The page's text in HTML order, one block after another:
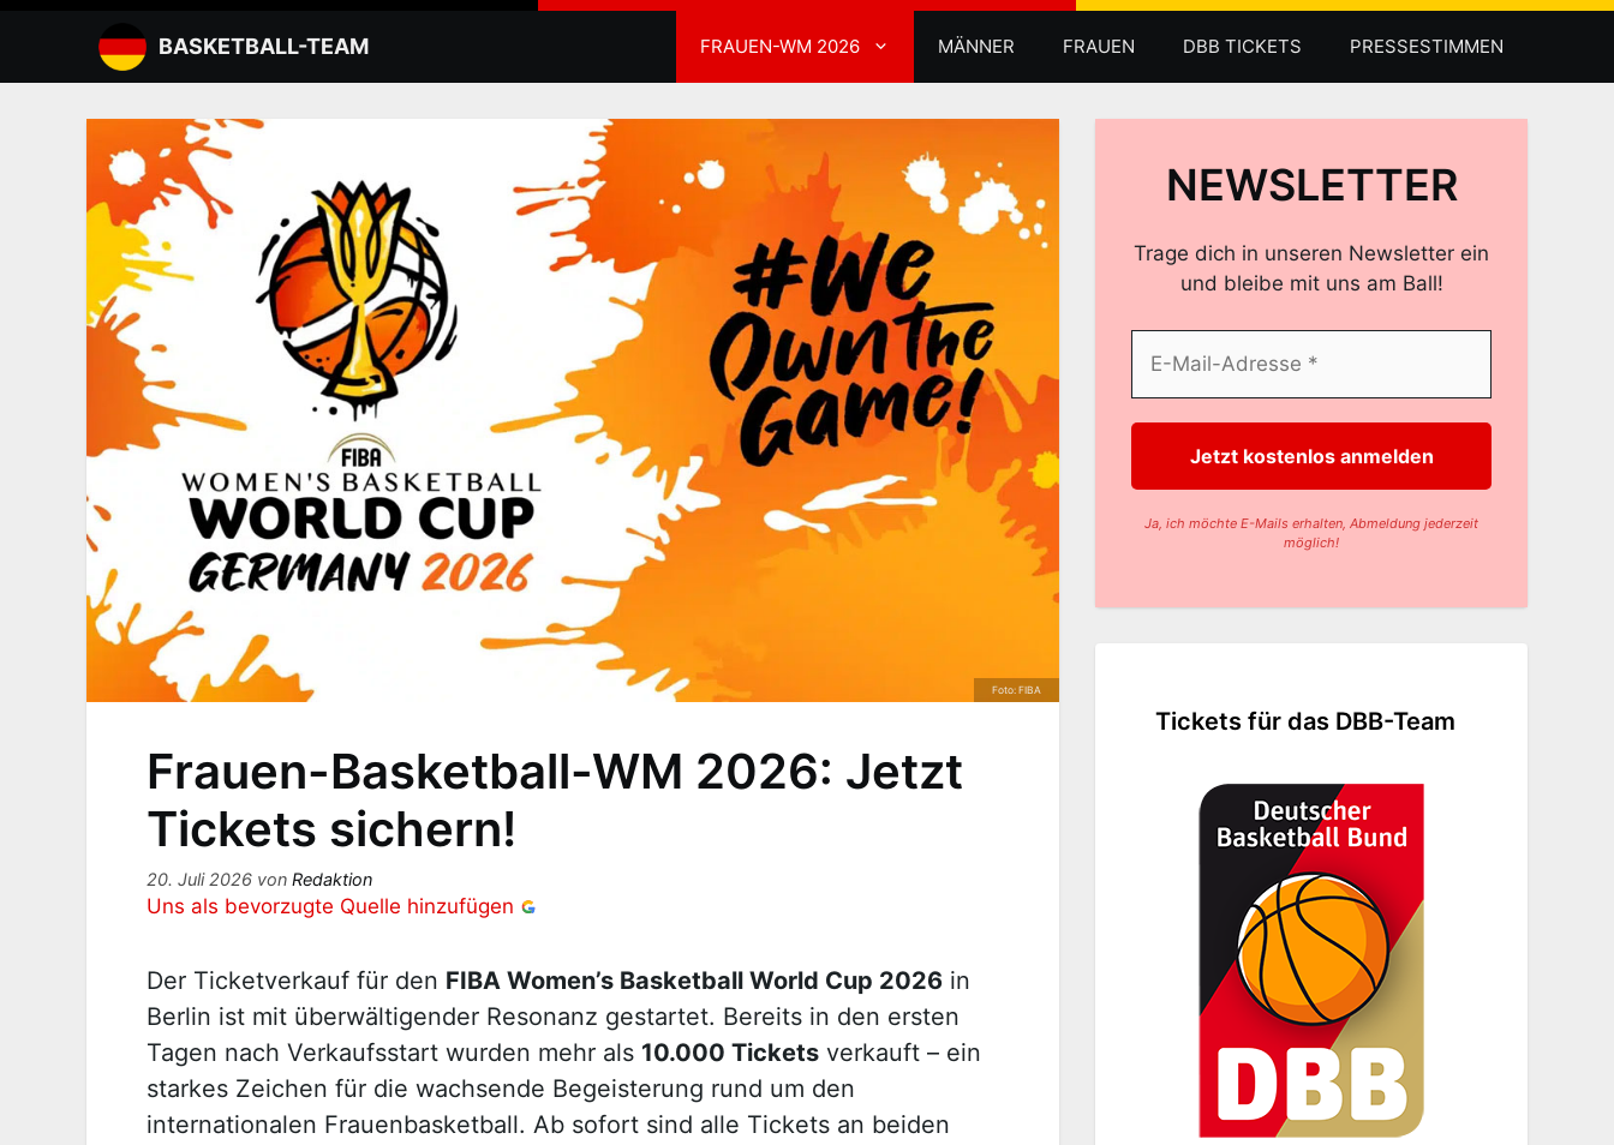
BASKETBALL-TEAM FRAUEN-WM 2026 MÄNNER FRAUEN DBB TICKETS PRESSESTIMMEN
Foto: FIBA
Frauen-Basketball-WM 2026: Jetzt
Tickets sichern!
20. Juli 2026 von Redaktion
Uns als bevorzugte Quelle hinzufügen
Der Ticketverkauf für den FIBA Women’s Basketball World Cup 2026 in
Berlin ist mit überwältigender Resonanz gestartet. Bereits in den ersten
Tagen nach Verkaufsstart wurden mehr als 10.000 Tickets verkauft – ein
starkes Zeichen für die wachsende Begeisterung rund um den
internationalen Frauenbasketball. Ab sofort sind alle Tickets an beiden
NEWSLETTER
Trage dich in unseren Newsletter ein
und bleibe mit uns am Ball!
Ja, ich möchte E-Mails erhalten, Abmeldung jederzeit
möglich!
Tickets für das DBB-Team